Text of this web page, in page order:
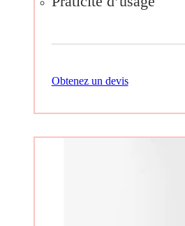
Obtenez un devis